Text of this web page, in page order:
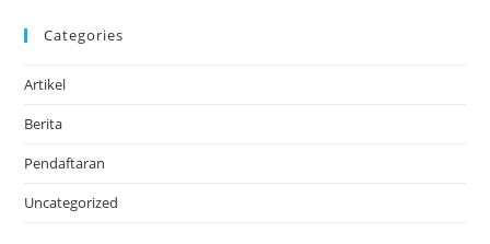
Categories
Artikel
Berita
Pendaftaran
Uncategorized